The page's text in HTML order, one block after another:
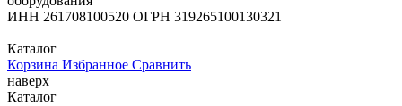
ИНН 261708100520 ОГРН 319265100130321
Каталог
Корзина Избранное Сравнить
наверх
Каталог